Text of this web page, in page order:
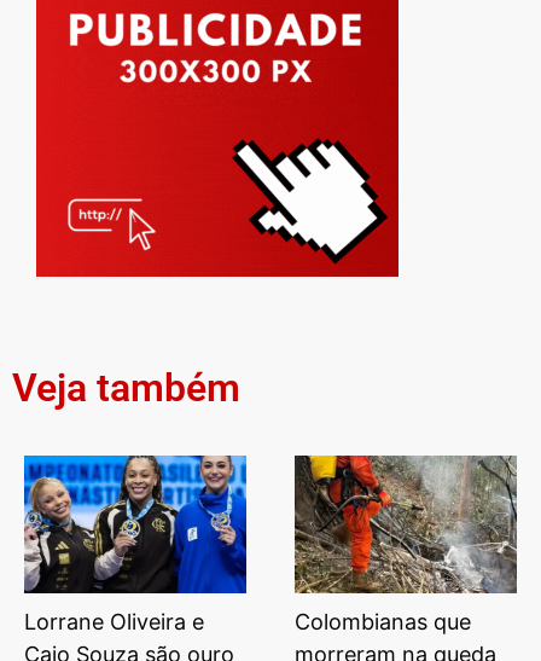
Veja também
Lorrane Oliveira e
Caio Souza são ouro
Colombianas que
morreram na queda